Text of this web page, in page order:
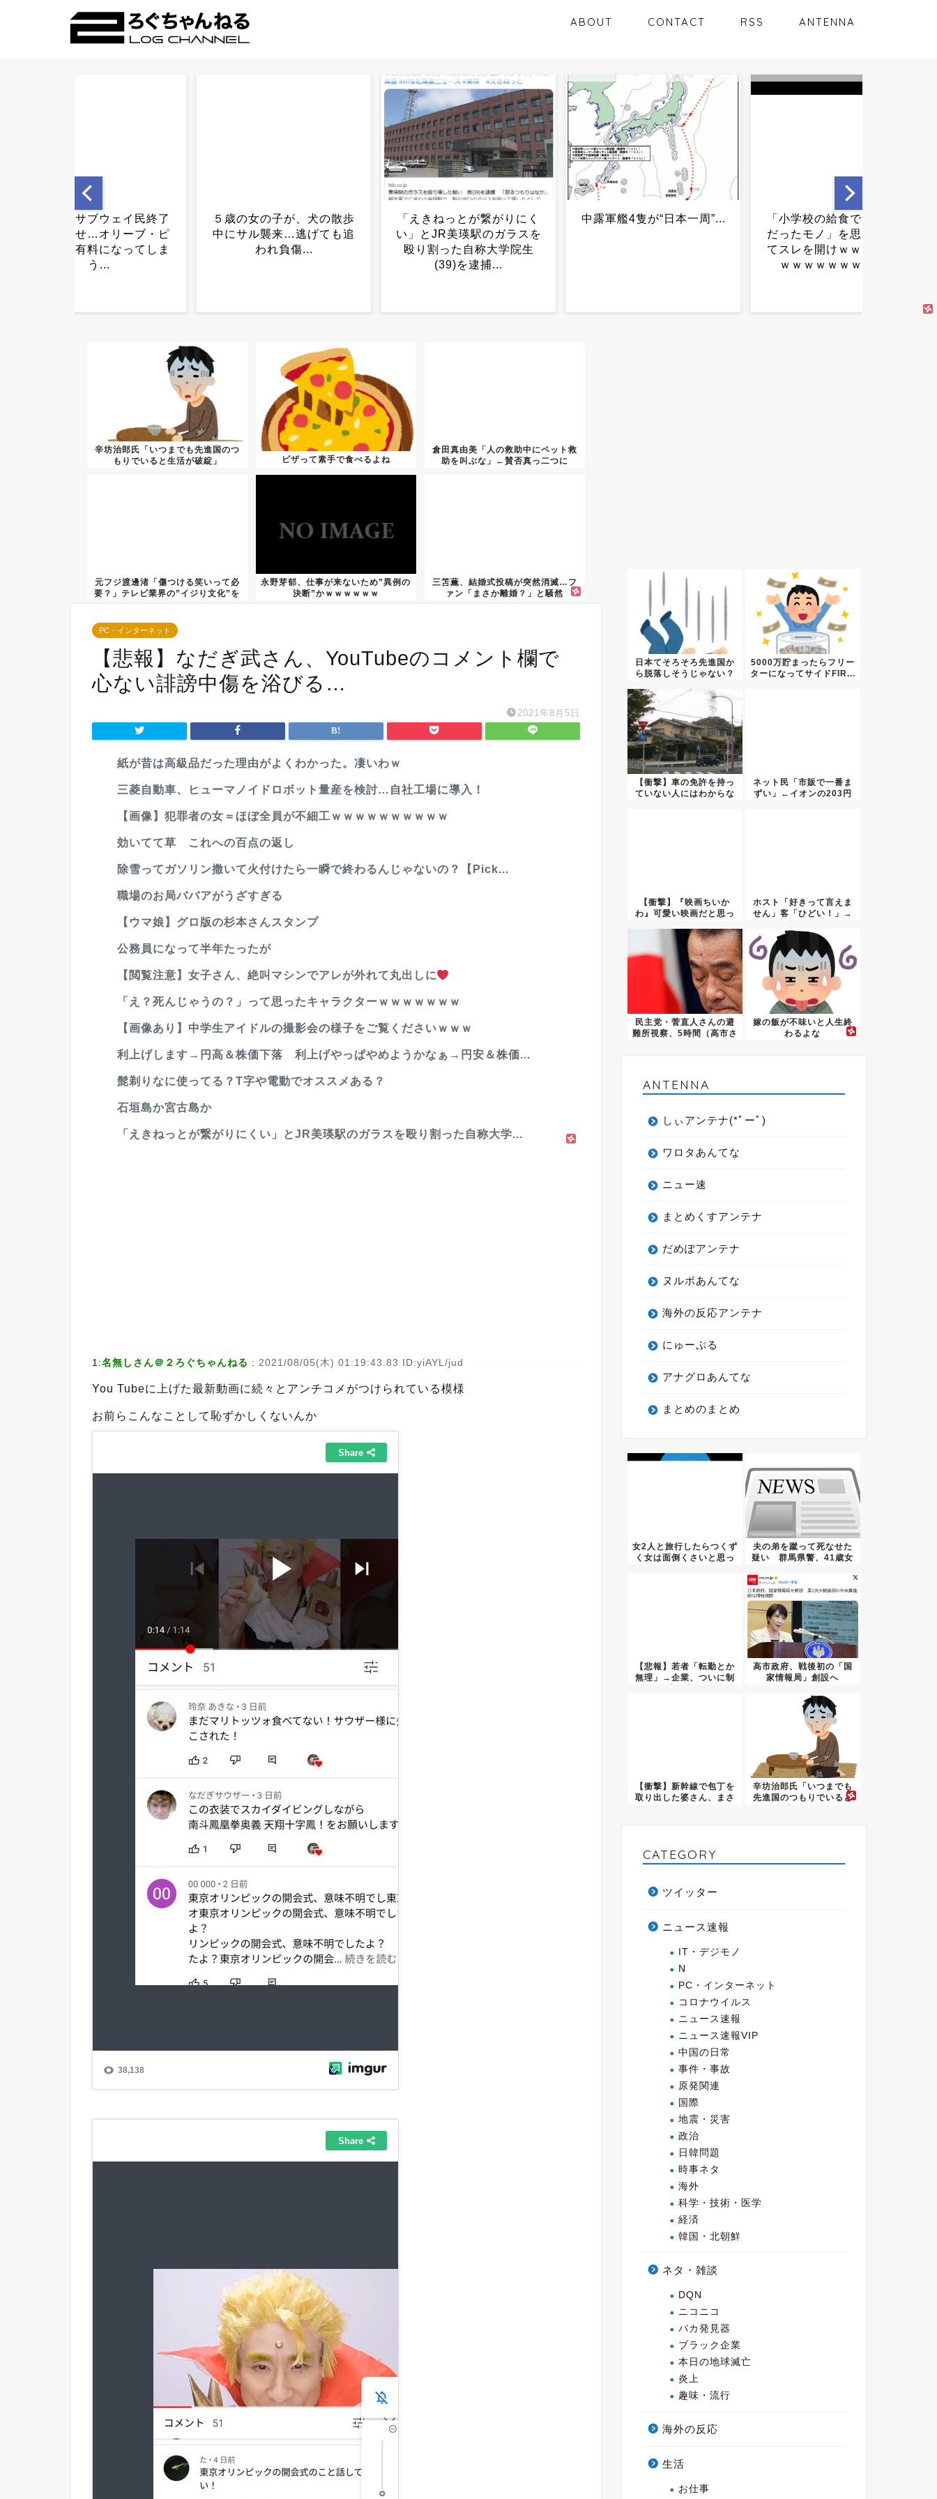
ABOUT CONTACT RSS ANTENNA
「えきねっとが繋がりにく
い」とJR美瑛駅のガラスを
殴り割った自称大学院生
中露軍艦4隻が“日本一周”...
「小学校の給食で一番嫌い
美味しんぼの士郎さんが海
原雄山さんに一泡吹かせた
シーン、どれも面白いｗｗ
ｗｗｗｗｗｗｗｗ...
５歳の女の子が、犬の散歩
中にサル襲来…逃げても追
われ負傷...
辛坊治郎氏「いつまでも先進国のつ
もりでいると生活が破綻」
ピザって素手で食べるよね
倉田真由美「人の救助中にペット救
助を叫ぶな」←賛否真っ二つに
元フジ渡邊渚「傷つける笑いって必
要？」テレビ業界の”イジり文化”を
永野芽郁、仕事が来ないため”異例の
決断”かｗｗｗｗｗｗ
三笘薫、結婚式投稿が突然消滅…フ
ァン「まさか離婚？」と騒然
PC・インターネット
【悲報】なだぎ武さん、YouTubeのコメント欄で
心ない誹謗中傷を浴びる…
2021年8月5日
紙が昔は高級品だった理由がよくわかった。凄いわｗ
三菱自動車、ヒューマノイドロボット量産を検討…自社工場に導入！
【画像】犯罪者の女＝ほぼ全員が不細工ｗｗｗｗｗｗｗｗｗｗ
効いてて草 これへの百点の返し
除雪ってガソリン撒いて火付けたら一瞬で終わるんじゃないの？【Pick...
職場のお局ババアがうざすぎる
【ウマ娘】グロ版の杉本さんスタンプ
公務員になって半年たったが
【閲覧注意】女子さん、絶叫マシンでアレが外れて丸出しに
「え？死んじゃうの？」って思ったキャラクターｗｗｗｗｗｗｗ
【画像あり】中学生アイドルの撮影会の様子をご覧くださいｗｗｗ
利上げします→円高＆株価下落 利上げやっぱやめようかなぁ→円安＆株価...
髭剃りなに使ってる？T字や電動でオススメある？
石垣島か宮古島か
「えきねっとが繋がりにくい」とJR美瑛駅のガラスを殴り割った自称大学...
1:名無しさん＠２ろぐちゃんねる : 2021/08/05(木) 01:19:43.83 ID:yiAYL/jud
You Tubeに上げた最新動画に続々とアンチコメがつけられている模様
お前らこんなことして恥ずかしくないんか
日本てそろそろ先進国か
ら脱落しそうじゃない？
5000万貯まったらフリー
ターになってサイドFIR...
【衝撃】車の免許を持っ
ていない人にはわからな
ネット民「市販で一番ま
ずい」←イオンの203円
【衝撃】『映画ちいか
わ』可愛い映画だと思っ
ホスト「好きって言えま
せん」客「ひどい！」→
民主党・菅直人さんの避
難所視察、5時間（高市さ
嫁の飯が不味いと人生終
わるよな
ANTENNA
しぃアンテナ(*ﾟーﾟ)
ワロタあんてな
ニュー速
まとめくすアンテナ
だめぽアンテナ
ヌルポあんてな
海外の反応アンテナ
にゅーぷる
アナグロあんてな
まとめのまとめ
女2人と旅行したらつくず
く女は面倒くさいと思っ
夫の弟を蹴って死なせた
疑い 群馬県警、41歳女
【悲報】若者「転勤とか
無理」→企業、ついに制
高市政府、戦後初の「国
家情報局」創設へ
【衝撃】新幹線で包丁を
取り出した婆さん、まさ
辛坊治郎氏「いつまでも
先進国のつもりでいると
CATEGORY
ツイッター
ニュース速報
IT・デジモノ
N
PC・インターネット
コロナウイルス
ニュース速報
ニュース速報VIP
中国の日常
事件・事故
原発関連
国際
地震・災害
政治
日韓問題
時事ネタ
海外
科学・技術・医学
経済
韓国・北朝鮮
ネタ・雑談
DQN
ニコニコ
バカ発見器
ブラック企業
本日の地球滅亡
炎上
趣味・流行
海外の反応
生活
お仕事